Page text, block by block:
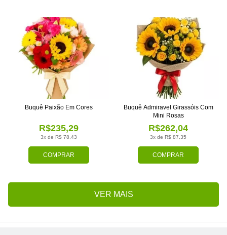
COMPRAR
3x de R$ 78,43
R$235,29
Buquê Paixão Em Cores
COMPRAR
3x de R$ 87,35
R$262,04
Buquê Admiravel Girassóis Com
Mini Rosas
VER MAIS